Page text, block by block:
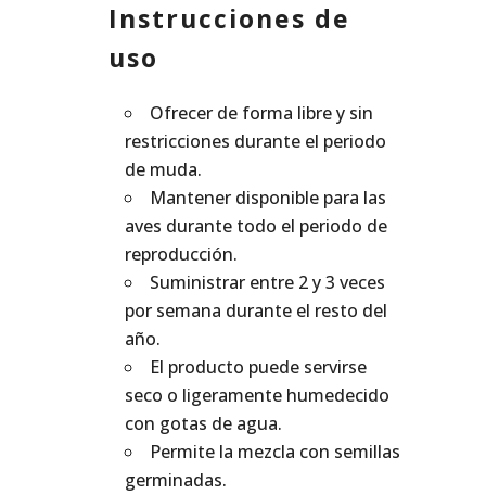
Instrucciones de
uso
Ofrecer de forma libre y sin
restricciones durante el periodo
de muda.
Mantener disponible para las
aves durante todo el periodo de
reproducción.
Suministrar entre 2 y 3 veces
por semana durante el resto del
año.
El producto puede servirse
seco o ligeramente humedecido
con gotas de agua.
Permite la mezcla con semillas
germinadas.